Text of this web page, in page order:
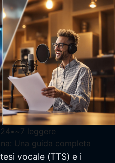
• ~ 7 leggere
Una guida completa
vocale (TTS) e i